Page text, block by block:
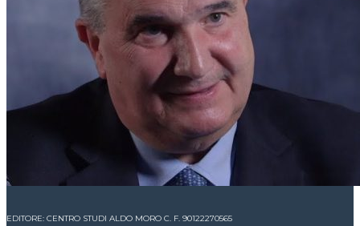
EDITORE: CENTRO STUDI ALDO MORO C. F. 90122270565